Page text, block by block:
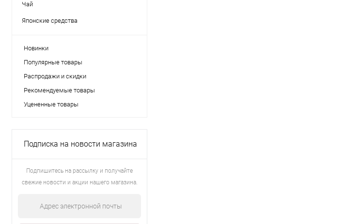
Чай
Японские средства
Новинки
Популярные товары
Распродажи и скидки
Рекомендуемые товары
Уцененные товары
Подписка на новости магазина
Подпишитесь на рассылку и получайте
свежие новости и акции нашего магазина.